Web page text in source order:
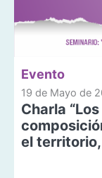
Evento
19 de Mayo de
Charla
el territorio,